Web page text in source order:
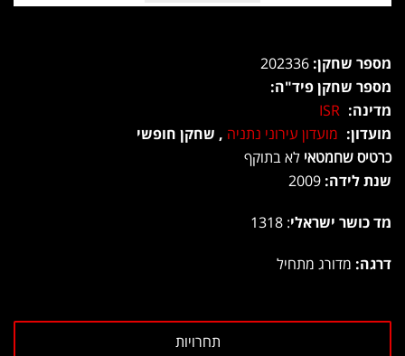
מספר שחקן:
מספר שחקן פיד"ה:
מדינה: ISR
מועדון: מועדון עירוני נתניה , שחקן חופשי
כרטיס שחמטאי לא בתוקף
שנת לידה:
מד כושר ישראלי: 1318
דרגה: מדורג מתחיל